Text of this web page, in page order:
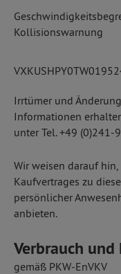
Kollisionswarnung
Irrtümer und
Informationen
unter Tel. +49 (0)241-
Wir weisen darauf
Kaufvertrages zu
persönlicher
anbieten.
Verbrauch und
gemäß PKW-EnVKV